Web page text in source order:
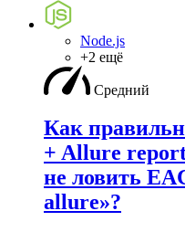
Node.js
+2 ещё
Средний
Как
+ Allure
не ловить
allure»?